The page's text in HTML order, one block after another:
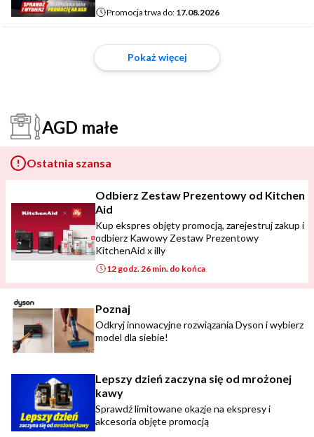
Promocja trwa do: 17.08.2026
Pokaż więcej
AGD małe
Poznaj
Odkryj innowacyjne rozwiązania Dyson i wybierz
model dla siebie!
Lepszy dzień zaczyna się od mrożonej
kawy
Sprawdź limitowane okazje na ekspresy i
akcesoria objęte promocją
Ostatnia szansa
Odbierz Zestaw Prezentowy od Kitchen
Aid
Kup ekspres objęty promocją, zarejestruj zakup i
odbierz Kawowy Zestaw Prezentowy
KitchenAid x illy
12 godz. 26 min. do końca